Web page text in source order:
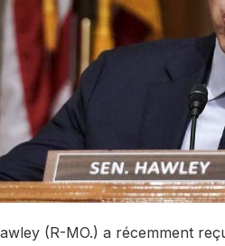
(R-MO.) a récemment